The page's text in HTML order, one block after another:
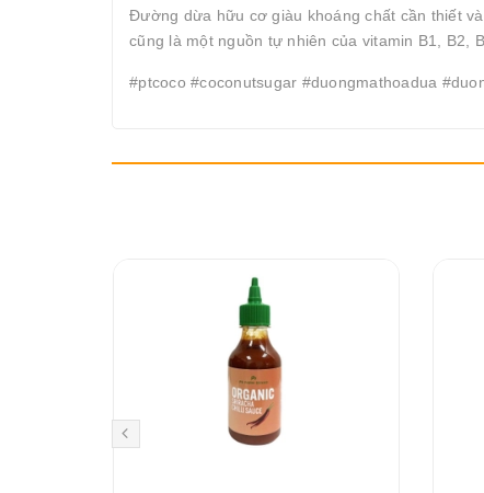
Đường dừa hữu cơ giàu khoáng chất cần thiết
cũng là một nguồn tự nhiên của vitamin B1, B2,
#ptcoco #coconutsugar #duongmathoadua